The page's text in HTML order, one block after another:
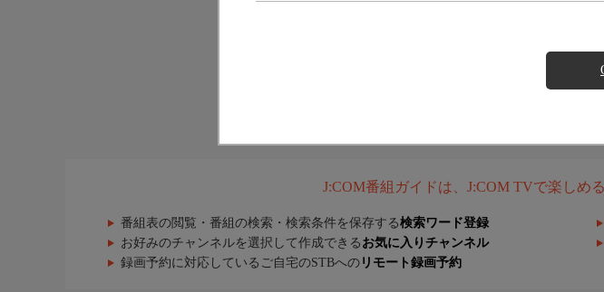
J:COM番組ガイドは、J:COM TVで楽しめ
番組表の閲覧・番組の検索・検索条件を保存する検索ワード登録
お好みのチャンネルを選択して作成できる お気に入りチャンネル
録画予約に対応しているご自宅のSTBへの リモート録画予約